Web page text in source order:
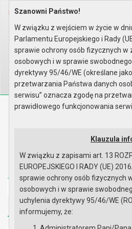
Home Organy Rada Miejska
Rok 2025 - posiedzenia
Lista obecności
A AA
Biuletyn
Strona główna Mapa serwisu
Redakcja Instrukcja
Szanowni Państwo!
W związku z wejściem w życie w
Parlamentu Europejskiego i Rady
sprawie ochrony osób fizycznych
osobowych i w sprawie
dyrektywy 95/46/WE (określane
przetwarzania Państwa danych
serwisu” oznacza zgodę na
prawidłowego funkcjonowania
Klauzula
W związku z zapisami art. 13
EUROPEJSKIEGO I RADY (UE)
sprawie ochrony osób fizycznych
osobowych i w sprawie
uchylenia dyrektywy 95/46/WE
informujemy, że: